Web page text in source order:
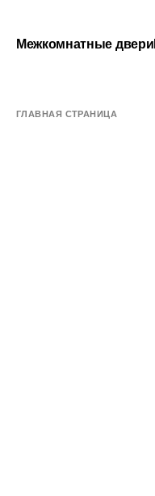
Межкомнатные двери
ГЛАВНАЯ СТРАНИЦА